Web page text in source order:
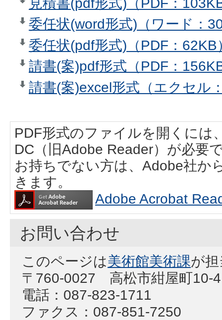
委任状(word形式)（ワード：
委任状(pdf形式)（PDF：62KB
請書(案)pdf形式（PDF：
請書(案)excel形式（エクセル
PDF形式のファイルを開くには
DC（旧Adobe Reader）が必要
お持ちでない方は、Adobe社か
きます。
Adobe Acrobat
お問い合わせ
このページは美術館美術課が
〒760-0027 高松市紺屋町10-4
電話：087-823-1711
ファクス：087-851-7250